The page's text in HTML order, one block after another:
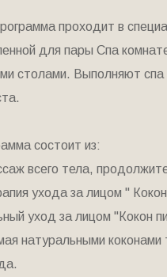
проходит в
для пары Спа
столами. Выполняют спа
состоит из:
всего тела,
ухода за лицом " Кокон
уход за лицом "Кокон
натуральными коконами